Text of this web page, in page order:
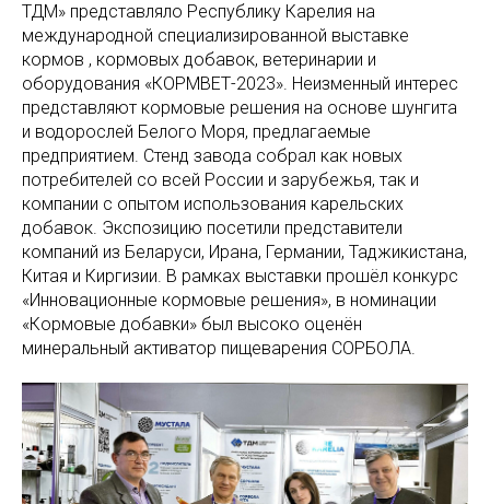
ТДМ» представляло Республику Карелия на
международной специализированной выставке
кормов , кормовых добавок, ветеринарии и
оборудования «КОРМВЕТ-2023». Неизменный интерес
представляют кормовые решения на основе шунгита
и водорослей Белого Моря, предлагаемые
предприятием. Стенд завода собрал как новых
потребителей со всей России и зарубежья, так и
компании с опытом использования карельских
добавок. Экспозицию посетили представители
компаний из Беларуси, Ирана, Германии, Таджикистана,
Китая и Киргизии. В рамках выставки прошёл конкурс
«Инновационные кормовые решения», в номинации
«Кормовые добавки» был высоко оценён
минеральный активатор пищеварения СОРБОЛА.